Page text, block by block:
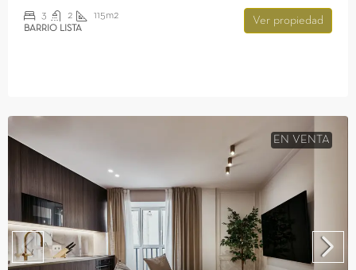
3 2 115m2
BARRIO LISTA
Ver propiedad
EN VENTA